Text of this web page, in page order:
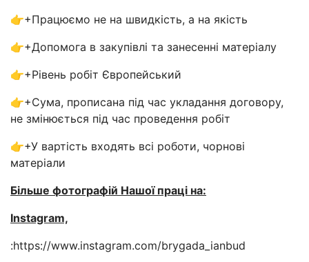
👉+Працюємо не на швидкість, а на якість
👉+Допомога в закупівлі та занесенні матеріалу
👉+Рівень робіт Європейський
👉+Сума, прописана під час укладання договору,
не змінюється під час проведення робіт
👉+У вартість входять всі роботи, чорнові
матеріали
Більше фотографій Нашої праці на:
Instagram,
:https://www.instagram.com/brygada_ianbud